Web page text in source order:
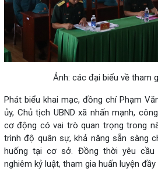
Ảnh: các đại biểu về tham
Phát biểu khai mạc, đồng chí Phạm
ủy, Chủ tịch UBND xã nhấn mạnh,
cơ động có vai trò quan trọng trong
trình độ quân sự, khả năng sẵn sàng
huống tại cơ sở. Đồng thời yêu
nghiêm kỷ luật, tham gia huấn luyện